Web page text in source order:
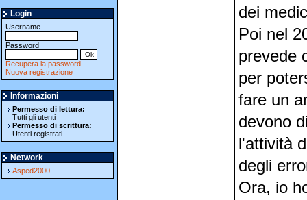
Login
Username
Password
Recupera la password
Nuova registrazione
Informazioni
Permesso di lettura:
Tutti gli utenti
Permesso di scrittura:
Utenti registrati
Network
Asped2000
dei
Poi nel
prevede
per
fare un
devono
l'attività
degli
Ora, io